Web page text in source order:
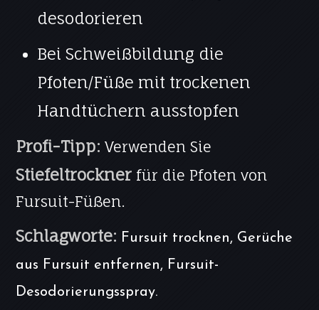
desodorieren
Bei Schweißbildung die
Pfoten/Füße mit trockenen
Handtüchern ausstopfen
Profi-Tipp: Verwenden Sie
Stiefeltrockner für die Pfoten von
Fursuit-Füßen.
Schlagworte: Fursuit trocknen, Gerüche
aus Fursuit entfernen, Fursuit-
Desodorierungsspray.